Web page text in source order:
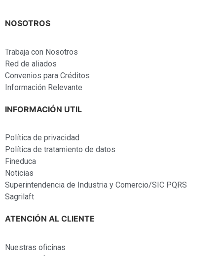
NOSOTROS
Trabaja con Nosotros
Red de aliados
Convenios para Créditos
Información Relevante
INFORMACIÓN UTIL
Política de privacidad
Política de tratamiento de datos
Fineduca
Noticias
Superintendencia de Industria y Comercio/SIC PQRS
Sagrilaft
ATENCIÓN AL CLIENTE
Nuestras oficinas